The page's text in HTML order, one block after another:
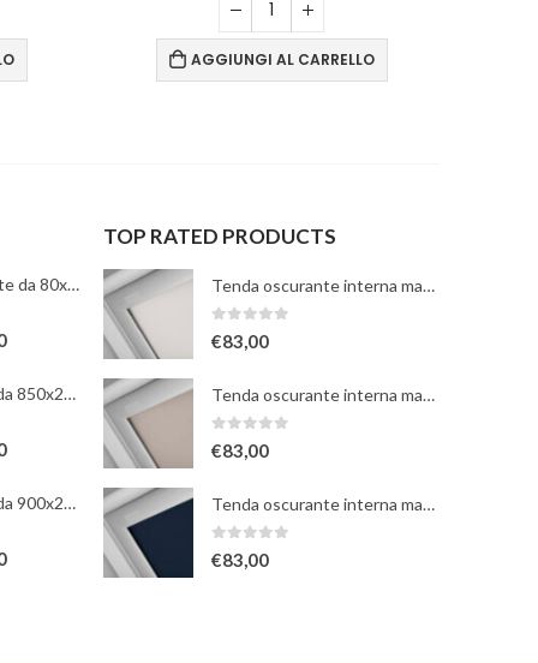
AGGIUNGI AL CARRELLO
TABLET8 TotalWhite da 80x2100mm
HIBRY TotalWhite da 850x2100mm
HIBRY TotalWhite da 900x2100mm
TOP RATED PRODUCTS
Tenda oscurante interna manuale a rullo - bianca - per finestre misura 102
0Su 5
€83,00
Tenda oscurante interna manuale a rullo - beige - per finestre misura 102
0Su 5
€83,00
Tenda oscurante interna manuale a rullo - blu scuro - per finestre misura 102
0Su 5
€83,00